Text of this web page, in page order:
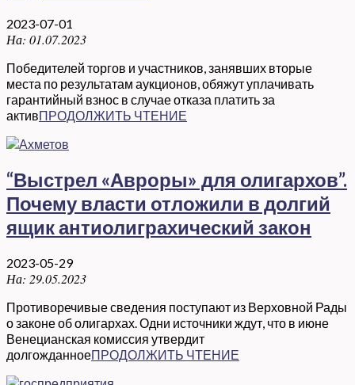
2023-07-01
На: 01.07.2023
Победителей торгов и участников, занявших вторые
места по результатам аукционов, обяжут уплачивать
гарантийный взнос в случае отказа платить за
активПРОДОЛЖИТЬ ЧТЕНИЕ
“Выстрел «Авроры» для олигархов”.
Почему власти отложили в долгий
ящик антиолиграхический закон
2023-05-29
На: 29.05.2023
Противоречивые сведения поступают из Верховной Рады
о законе об олигархах. Одни источники ждут, что в июне
Венецианская комиссия утвердит
долгожданноеПРОДОЛЖИТЬ ЧТЕНИЕ